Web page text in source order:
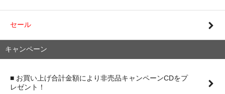
セール
キャンペーン
■ お買い上げ合計金額により非売品キャンペーンCDをプ
レゼント！